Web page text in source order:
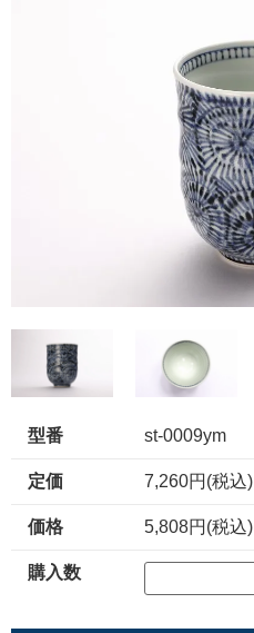
型番 st-0009ym
定価 7,260円(税込)
価格 5,808円(税込)
購入数